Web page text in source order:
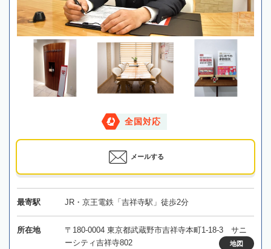
全国対応
メールする
最寄駅 JR・京王電鉄「吉祥寺駅」徒歩2分
所在地
〒180-0004 東京都武蔵野市吉祥寺本町1-18-3 サニ
ーシティ吉祥寺802
地図